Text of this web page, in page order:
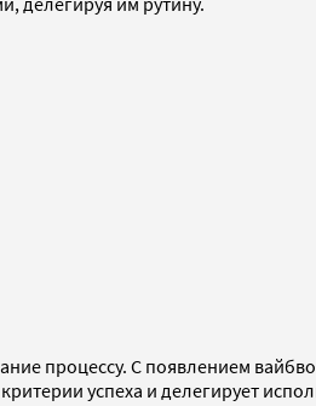
процессу. С появлением
успеха и делегирует